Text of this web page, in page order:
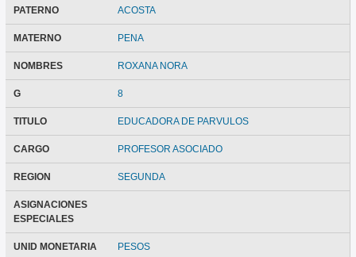
PATERNO ACOSTA
MATERNO PENA
NOMBRES ROXANA NORA
G 8
TITULO EDUCADORA DE PARVULOS
CARGO PROFESOR ASOCIADO
REGION SEGUNDA
ASIGNACIONES
ESPECIALES
UNID MONETARIA PESOS